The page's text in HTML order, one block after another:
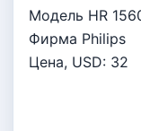
Модель HR
Фирма Philips
Цена, USD: 32